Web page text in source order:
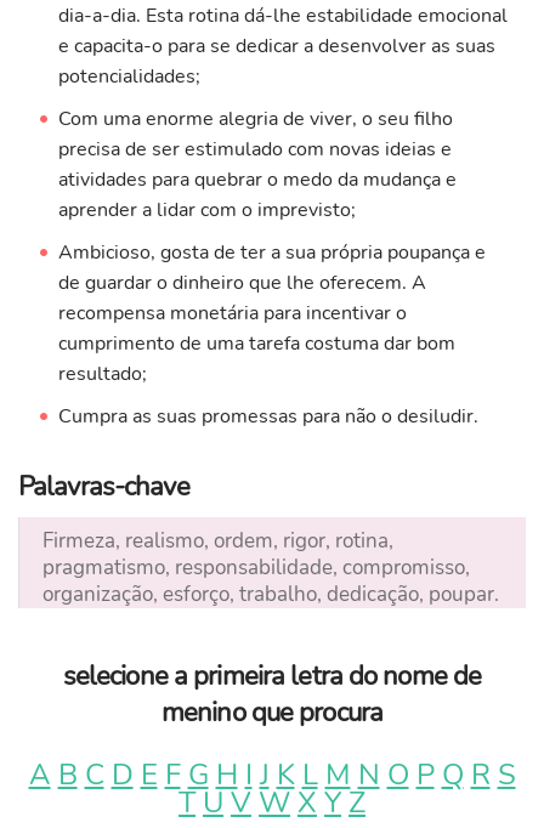
dia-a-dia. Esta rotina dá-lhe estabilidade emocional
e capacita-o para se dedicar a desenvolver as suas
potencialidades;
Com uma enorme alegria de viver, o seu filho
precisa de ser estimulado com novas ideias e
atividades para quebrar o medo da mudança e
aprender a lidar com o imprevisto;
Ambicioso, gosta de ter a sua própria poupança e
de guardar o dinheiro que lhe oferecem. A
recompensa monetária para incentivar o
cumprimento de uma tarefa costuma dar bom
resultado;
Cumpra as suas promessas para não o desiludir.
Palavras-chave
Firmeza, realismo, ordem, rigor, rotina,
pragmatismo, responsabilidade, compromisso,
organização, esforço, trabalho, dedicação, poupar.
selecione a primeira letra do nome de
menino que procura
A B C D E F G H I J K L M N O P Q R S
TUVW XYZ